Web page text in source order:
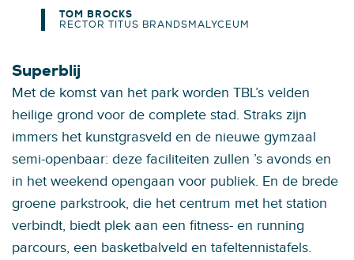
TOM BROCKS
RECTOR TITUS BRANDSMALYCEUM
Superblij
Met de komst van het park worden TBL’s velden
heilige grond voor de complete stad. Straks zijn
immers het kunstgrasveld en de nieuwe gymzaal
semi-openbaar: deze faciliteiten zullen ’s avonds en
in het weekend opengaan voor publiek. En de brede
groene parkstrook, die het centrum met het station
verbindt, biedt plek aan een fitness- en running
parcours, een basketbalveld en tafeltennistafels.